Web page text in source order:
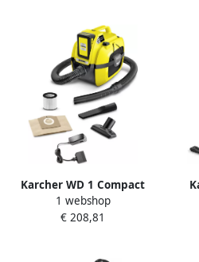
Karcher WD 1 Compact
Battery Set Accu Nat- en
droogstofzuiger 1.198-301.0
1 webshop
€ 208,81